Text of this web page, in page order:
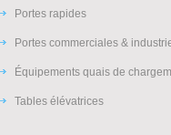
Portes rapides
Portes commerciales &
Équipements quais de
Tables élévatrices